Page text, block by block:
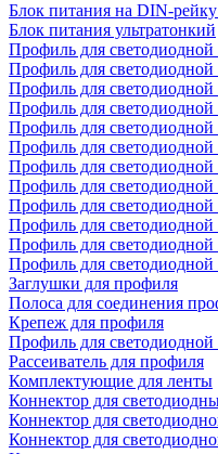
Блок питания на DIN-
Блок питания ультратонкий
Профиль для
Профиль для
Профиль для светодиодной
Профиль для
Профиль для
Профиль для
Профиль для светодиодной
Профиль для
Профиль для светодиодной
Профиль для
Профиль для светодиодной
Профиль для светодиодной
Заглушки для профиля
Полоса для соединения
Крепеж для профиля
Профиль для
Рассеиватель для профиля
Комплектующие для ленты
Коннектор для
Коннектор для
Коннектор для